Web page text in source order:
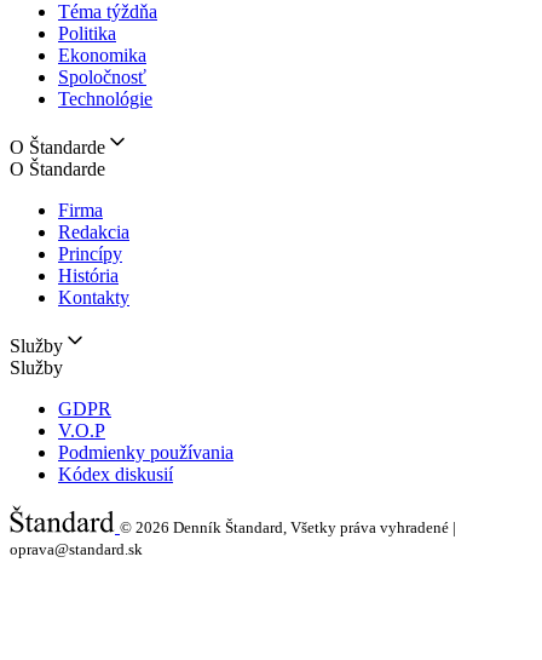
Téma týždňa
Politika
Ekonomika
Spoločnosť
Technológie
O Štandarde
O Štandarde
Firma
Redakcia
Princípy
História
Kontakty
Služby
Služby
GDPR
V.O.P
Podmienky používania
Kódex diskusií
© 2026 Denník Štandard, Všetky práva vyhradené |
oprava@standard.sk